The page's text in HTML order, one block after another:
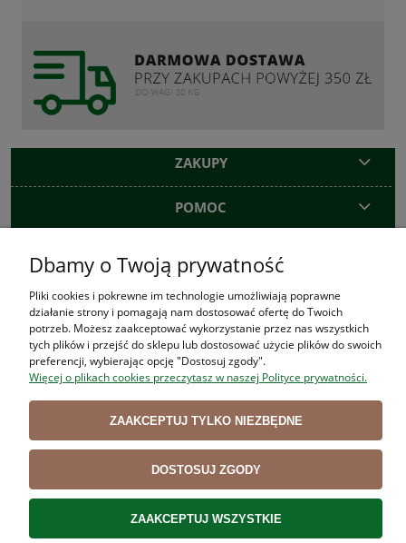
ZAKUPY
POMOC
INFORMACJE
Użytkowanie sklepu oznacza zgodę na wykorzystywanie plików cookies.
Szczegółowe informacje wPolityce prywatności.
POKAŻ PEŁNĄ WERSJĘ STRONY
Sklep internetowy Shoper.pl
Dbamy o Twoją prywatność
Pliki cookies i pokrewne im technologie umożliwiają poprawne
działanie strony i pomagają nam dostosować ofertę do Twoich
potrzeb. Możesz zaakceptować wykorzystanie przez nas wszystkich
tych plików i przejść do sklepu lub dostosować użycie plików do swoich
preferencji, wybierając opcję "Dostosuj zgody".
Więcej o plikach cookies przeczytasz w naszej Polityce prywatności.
ZAAKCEPTUJ TYLKO NIEZBĘDNE
DOSTOSUJ ZGODY
ZAAKCEPTUJ WSZYSTKIE